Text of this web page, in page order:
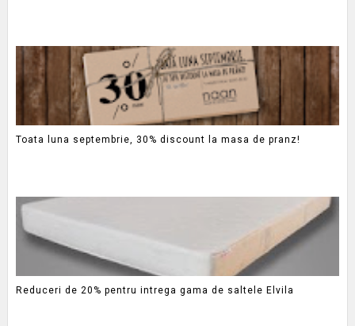
Toata luna septembrie, 30% discount la masa de pranz!
Reduceri de 20% pentru intrega gama de saltele Elvila